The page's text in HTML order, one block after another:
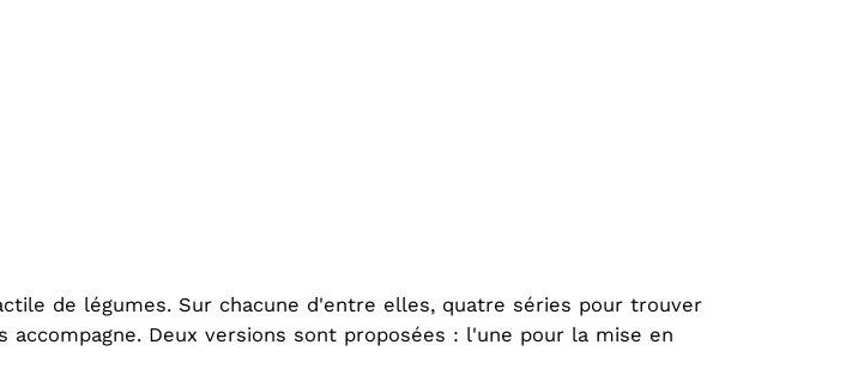
de légumes. Sur chacune d'entre elles, quatre séries pour trouver
Deux versions sont proposées : l'une pour la mise en